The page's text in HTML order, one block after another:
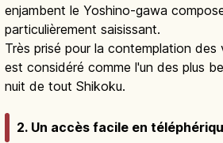
enjambent le Yoshino-gawa
particulièrement saisissant.
Très prisé pour la contemplation des
est considéré comme l'un des plus
nuit de tout Shikoku.
2. Un accès facile en